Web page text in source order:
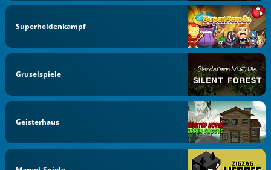
Superheldenkampf
Gruselspiele
Geisterhaus